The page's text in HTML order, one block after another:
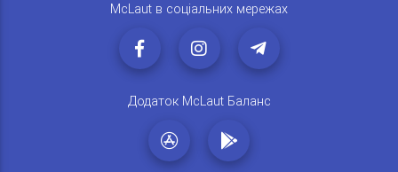
McLaut в соціальних мережах
Додаток McLaut Баланс